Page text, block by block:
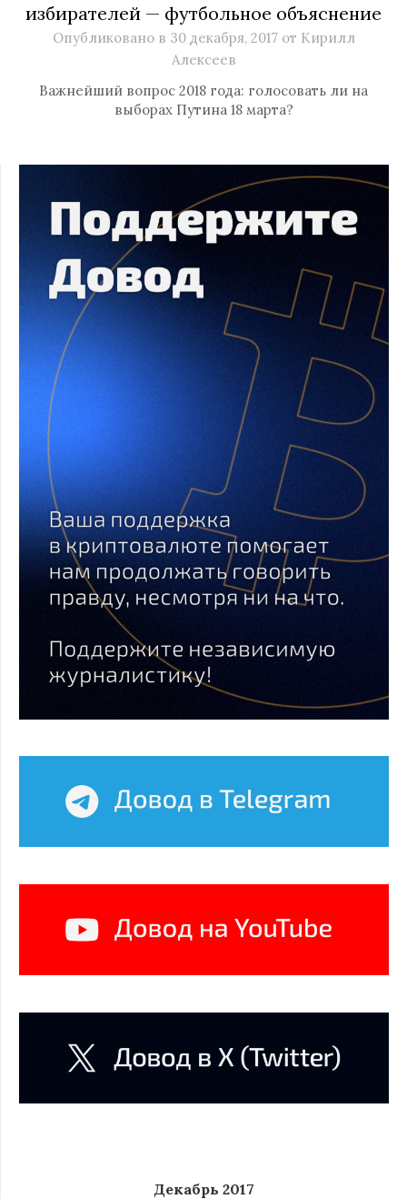
избирателей — футбольное объяснение
Опубликовано в 30 декабря, 2017от Кирилл
Алексеев
Важнейший вопрос 2018 года: голосовать ли на
выборах Путина 18 марта?
Декабрь 2017